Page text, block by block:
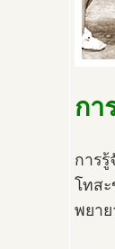
กา
การ
โทส
พยา